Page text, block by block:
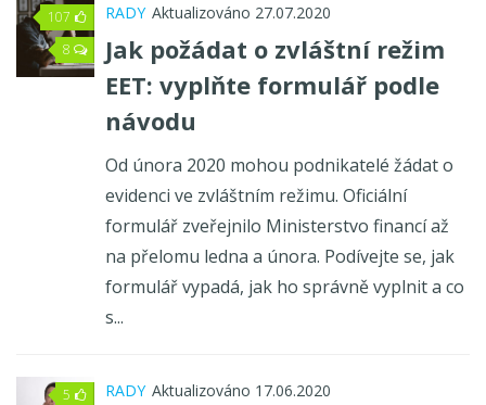
107
8
RADY Aktualizováno 27.07.2020
Jak požádat o zvláštní režim
EET: vyplňte formulář podle
návodu
Od února 2020 mohou podnikatelé žádat o
evidenci ve zvláštním režimu. Oficiální
formulář zveřejnilo Ministerstvo financí až
na přelomu ledna a února. Podívejte se, jak
formulář vypadá, jak ho správně vyplnit a co
s...
5
RADY Aktualizováno 17.06.2020